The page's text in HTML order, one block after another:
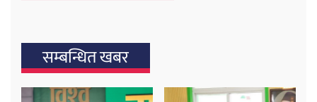
सम्बन्धित खबर